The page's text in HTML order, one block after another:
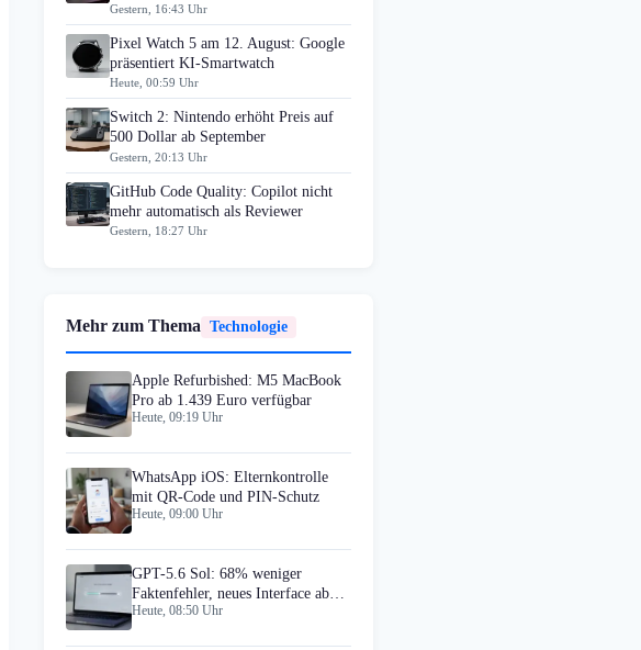
Gestern, 16:43 Uhr
Pixel Watch 5 am 12. August: Google
präsentiert KI-Smartwatch
Heute, 00:59 Uhr
Switch 2: Nintendo erhöht Preis auf
500 Dollar ab September
Gestern, 20:13 Uhr
GitHub Code Quality: Copilot nicht
mehr automatisch als Reviewer
Gestern, 18:27 Uhr
Mehr zum Thema Technologie
Apple Refurbished: M5 MacBook
Pro ab 1.439 Euro verfügbar
Heute, 09:19 Uhr
WhatsApp iOS: Elternkontrolle
mit QR-Code und PIN-Schutz
Heute, 09:00 Uhr
GPT-5.6 Sol: 68% weniger
Faktenfehler, neues Interface ab
August
Heute, 08:50 Uhr